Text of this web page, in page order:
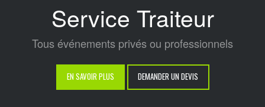
Service Traiteur
Tous événements privés ou professionnels
EN SAVOIR PLUS DEMANDER UN DEVIS